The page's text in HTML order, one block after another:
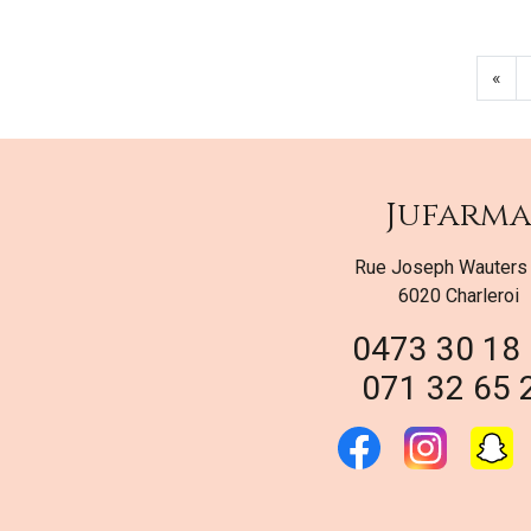
«
Jufarma
Rue Joseph
6020 Charleroi
0473 30 18
071 32 65